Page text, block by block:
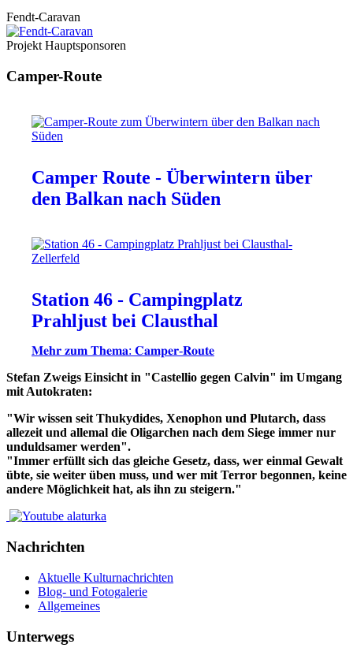
Fendt-Caravan
Projekt Hauptsponsoren
Camper-Route
Camper Route - Überwintern über
den Balkan nach Süden
Station 46 - Campingplatz
Prahljust bei Clausthal
𝐌𝐞𝐡𝐫 𝐳𝐮𝐦 𝐓𝐡𝐞𝐦𝐚: 𝐂𝐚𝐦𝐩𝐞𝐫-𝐑𝐨𝐮𝐭𝐞
Stefan Zweigs Einsicht in "Castellio gegen Calvin" im Umgang
mit Autokraten:
"Wir wissen seit Thukydides, Xenophon und Plutarch, dass
allezeit und allemal die Oligarchen nach dem Siege immer nur
unduldsamer werden".
"Immer erfüllt sich das gleiche Gesetz, dass, wer einmal Gewalt
übte, sie weiter üben muss, und wer mit Terror begonnen, keine
andere Möglichkeit hat, als ihn zu steigern."
Nachrichten
Aktuelle Kulturnachrichten
Blog- und Fotogalerie
Allgemeines
Unterwegs